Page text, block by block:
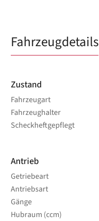
Fahrzeugdetails
Zustand
Fahrzeugart
Fahrzeughalter
Scheckheftgepflegt
Antrieb
Getriebeart
Antriebsart
Gänge
Hubraum (ccm)